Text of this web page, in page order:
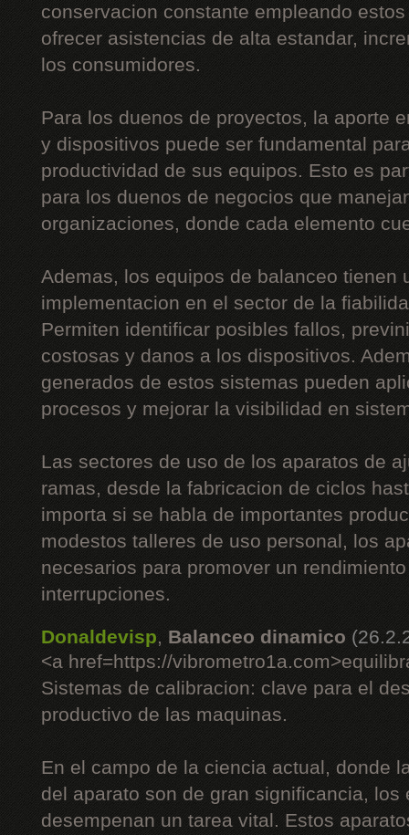
conservacion constante empleando
ofrecer asistencias de alta estandar,
los consumidores.
Para los duenos de proyectos, la aporte
y dispositivos puede ser fundamental
productividad de sus equipos. Esto es
para los duenos de negocios que
organizaciones, donde cada elemento
Ademas, los equipos de balanceo tienen
implementacion en el sector de la
Permiten identificar posibles fallos,
costosas y danos a los dispositivos.
generados de estos sistemas pueden
procesos y mejorar la visibilidad en
Las sectores de uso de los aparatos de
ramas, desde la fabricacion de ciclos
importa si se habla de importantes
modestos talleres de uso personal, los
necesarios para promover un
interrupciones.
Donaldevisp, Balanceo dinamico
<a href=https://
Sistemas de calibracion: clave para el
productivo de las maquinas.
En el campo de la ciencia actual, donde
del aparato son de gran significancia, los
desempenan un tarea vital. Estos